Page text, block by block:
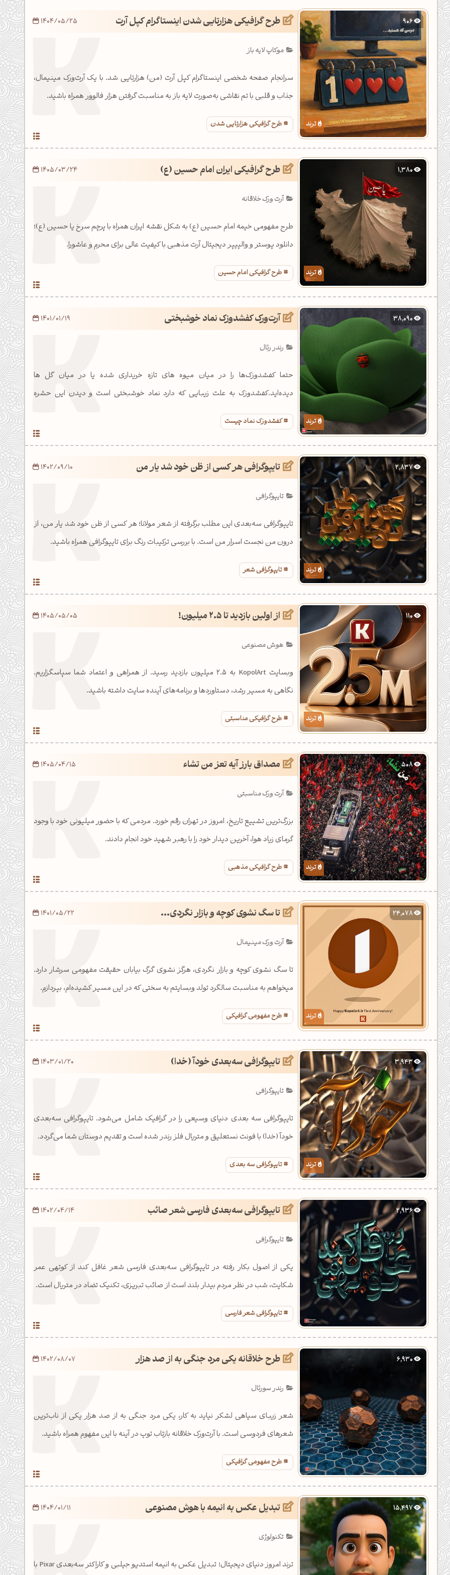
کدهای رنگ
رنگ مکمل
تمام ابزارها
906 طرح گرافیکی هزارتایی شدن اینستاگرام کپل آرت
موکاپ لایه باز
سرانجام صفحه شخصی اینستاگرام کپل آرت (من) هزارتایی شد. با یک آرت‌ورک مینیمال،
جذاب و قلبی با تم نقاشی به‌صورت لایه باز به مناسبت گرفتن هزار فالوور همراه باشید.
طرح گرافیکی هزارتایی شدن
1404/05/25
1,380 طرح گرافیکی ایران امام حسین (ع)
آرت ورک خلاقانه
طرح مفهومی خیمه امام حسین (ع) به شکل نقشه ایران همراه با پرچم سرخ یا حسین (ع)؛
دانلود پوستر و والپیپر دیجیتال آرت مذهبی با کیفیت عالی برای محرم و عاشورا.
طرح گرافیکی امام حسین
1405/03/24
38,090 آرت‌ورک کفشدوزک نماد خوشبختی
رندر رئال
حتما کفشدوزک‌ها را در میان میوه های تازه خریداری شده یا در میان گل ها
دیده‌اید.کفشدوزک به علت زیبایی که دارد نماد خوشبختی است و دیدن این حشره
خوش‌یمن است.
کفشدوزک نماد چیست
1401/01/19
2,837 تایپوگرافی هر کسی از ظن خود شد یار من
تایپوگرافی
تایپوگرافی سه‌بعدی این مطلب برگرفته از شعر مولانا؛ هر کسی از ظن خود شد یار من، از
درون من نجست اسرار من است. با بررسی ترکیبات رنگ برای تایپوگرافی همراه باشید.
تایپوگرافی شعر
1402/09/10
110 از اولین بازدید تا ۲.۵ میلیون!
هوش مصنوعی
وبسایت KopolArt به ۲.۵ میلیون بازدید رسید. از همراهی و اعتماد شما سپاسگزاریم.
نگاهی به مسیر رشد، دستاوردها و برنامه‌های آینده سایت داشته باشید.
طرح گرافیکی مناسبتی
1405/05/05
508 مصداق بارز آیه تعز من تشاء
آرت ورک مناسبتی
بزرگ‌ترین تشییع تاریخ، امروز در تهران رقم خورد. مردمی که با حضور میلیونی خود با وجود
گرمای زیاد هوا، آخرین دیدار خود را با رهبر شهید خود انجام دادند.
طرح گرافیکی مذهبی
1405/04/15
24,078 تا سگ نشوی کوچه و بازار نگردی...
آرت ورک مینیمال
تا سگ نشوی کوچه و بازار نگردی، هرگز نشوی گرگ بیابان حقیقت مفهومی سرشار دارد.
میخواهم به مناسبت سالگرد تولد وبسایتم به سختی که در این مسیر کشیده‌ام، بپردازم.
طرح مفهومی گرافیکی
1401/05/22
3,943 تایپوگرافی سه‌بعدی خودآ (خدا)
تایپوگرافی
تایپوگرافی سه ‌بعدی دنیای وسیعی را در گرافیک شامل می‌شود. تایپوگرافی سه‌بعدی
خودآ (خدا) با فونت نستعلیق و متریال فلز رندر شده است و تقدیم دوستان شما می‌گردد.
تایپوگرافی سه بعدی
1403/01/20
2,936 تایپوگرافی سه‌بعدی فارسی شعر صائب
تایپوگرافی
یکی از اصول بکار رفته در تایپوگرافی سه‌بعدی فارسی شعر غافل کند از کوتهی عمر
شکایت، شب در نظر مردم بیدار بلند است از صائب تبریزی، تکنیک تضاد در متریال است.
تایپوگرافی شعر فارسی
1402/04/14
6,930 طرح خلاقانه یکی مرد جنگی به از صد هزار
رندر سورئال
شعر زیبای سیاهی لشکر نیاید به کار، یکی مرد جنگی به از صد هزار یکی از ناب‌ترین
شعرهای فردوسی است. با آرت‌ورک خلاقانه بازتاب توپ در آینه با این مفهوم همراه باشید.
طرح مفهومی گرافیکی
1402/08/07
15,497 تبدیل عکس به انیمه با هوش مصنوعی
تکنولوژی
ترند امروز دنیای دیجیتال؛ تبدیل عکس به انیمه استدیو جیلبی و کاراکتر سه‌بعدی Pixar با
1404/01/11